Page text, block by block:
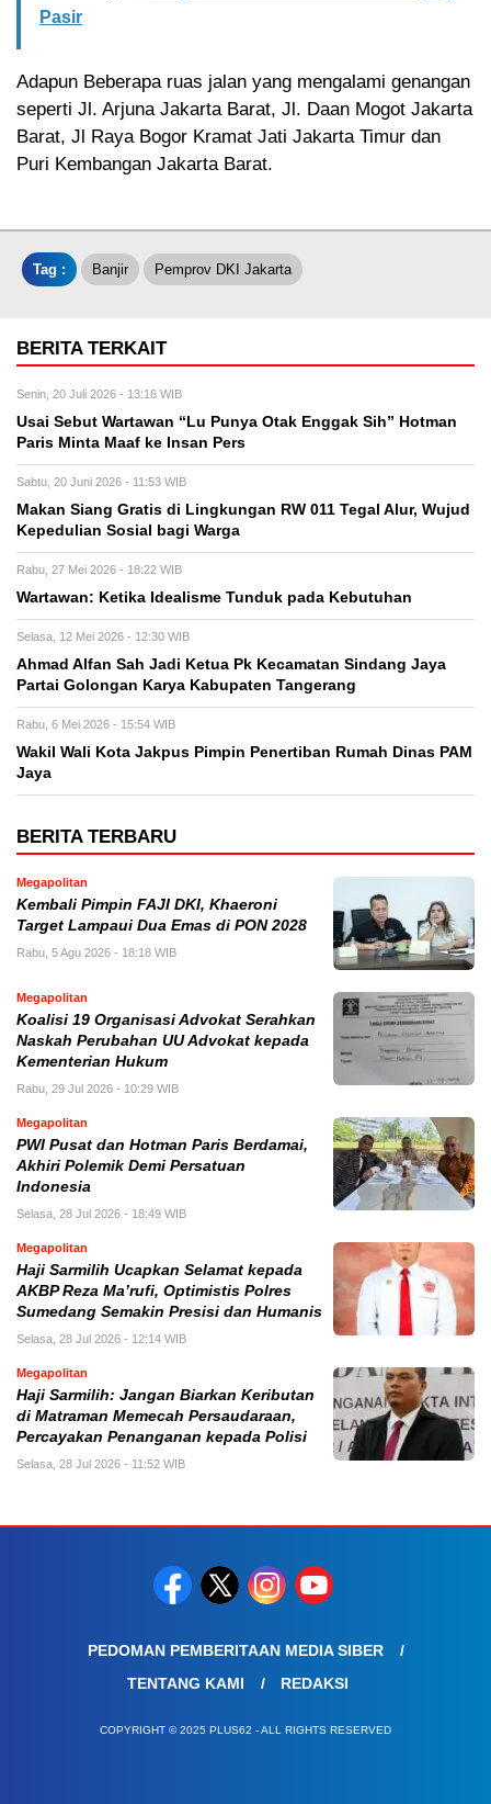
Pasir
Adapun Beberapa ruas jalan yang mengalami genangan
seperti Jl. Arjuna Jakarta Barat, Jl. Daan Mogot Jakarta
Barat, Jl Raya Bogor Kramat Jati Jakarta Timur dan
Puri Kembangan Jakarta Barat.
Tag : Banjir Pemprov DKI Jakarta
BERITA TERKAIT
Senin, 20 Juli 2026 - 13:16 WIB
Usai Sebut Wartawan “Lu Punya Otak Enggak Sih” Hotman
Paris Minta Maaf ke Insan Pers
Sabtu, 20 Juni 2026 - 11:53 WIB
Makan Siang Gratis di Lingkungan RW 011 Tegal Alur, Wujud
Kepedulian Sosial bagi Warga
Rabu, 27 Mei 2026 - 18:22 WIB
Wartawan: Ketika Idealisme Tunduk pada Kebutuhan
Selasa, 12 Mei 2026 - 12:30 WIB
‎Ahmad Alfan Sah Jadi Ketua Pk Kecamatan Sindang Jaya
Partai Golongan Karya Kabupaten Tangerang
Rabu, 6 Mei 2026 - 15:54 WIB
Wakil Wali Kota Jakpus Pimpin Penertiban Rumah Dinas PAM
Jaya
BERITA TERBARU
Megapolitan
Kembali Pimpin FAJI DKI, Khaeroni
Target Lampaui Dua Emas di PON 2028
Rabu, 5 Agu 2026 - 18:18 WIB
Megapolitan
Koalisi 19 Organisasi Advokat Serahkan
Naskah Perubahan UU Advokat kepada
Kementerian Hukum
Rabu, 29 Jul 2026 - 10:29 WIB
Megapolitan
PWI Pusat dan Hotman Paris Berdamai,
Akhiri Polemik Demi Persatuan
Indonesia
Selasa, 28 Jul 2026 - 18:49 WIB
Megapolitan
Haji Sarmilih Ucapkan Selamat kepada
AKBP Reza Ma’rufi, Optimistis Polres
Sumedang Semakin Presisi dan Humanis
Selasa, 28 Jul 2026 - 12:14 WIB
Megapolitan
Haji Sarmilih: Jangan Biarkan Keributan
di Matraman Memecah Persaudaraan,
Percayakan Penanganan kepada Polisi
Selasa, 28 Jul 2026 - 11:52 WIB
PEDOMAN PEMBERITAAN MEDIA SIBER
TENTANG KAMI
REDAKSI
COPYRIGHT © 2025 PLUS62 - ALL RIGHTS RESERVED